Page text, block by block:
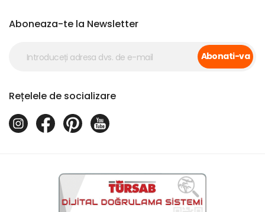
Aboneaza-te la Newsletter
Abonati-va
Rețelele de socializare